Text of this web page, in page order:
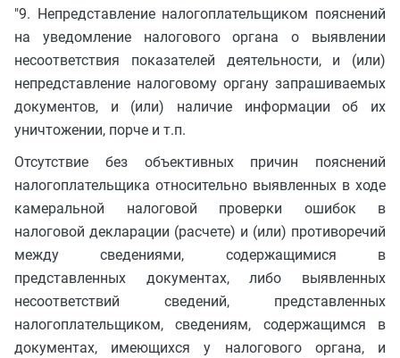
"9. Непредставление налогоплательщиком пояснений
на уведомление налогового органа о выявлении
несоответствия показателей деятельности, и (или)
непредставление налоговому органу запрашиваемых
документов, и (или) наличие информации об их
уничтожении, порче и т.п.
Отсутствие без объективных причин пояснений
налогоплательщика относительно выявленных в ходе
камеральной налоговой проверки ошибок в
налоговой декларации (расчете) и (или) противоречий
между сведениями, содержащимися в
представленных документах, либо выявленных
несоответствий сведений, представленных
налогоплательщиком, сведениям, содержащимся в
документах, имеющихся у налогового органа, и